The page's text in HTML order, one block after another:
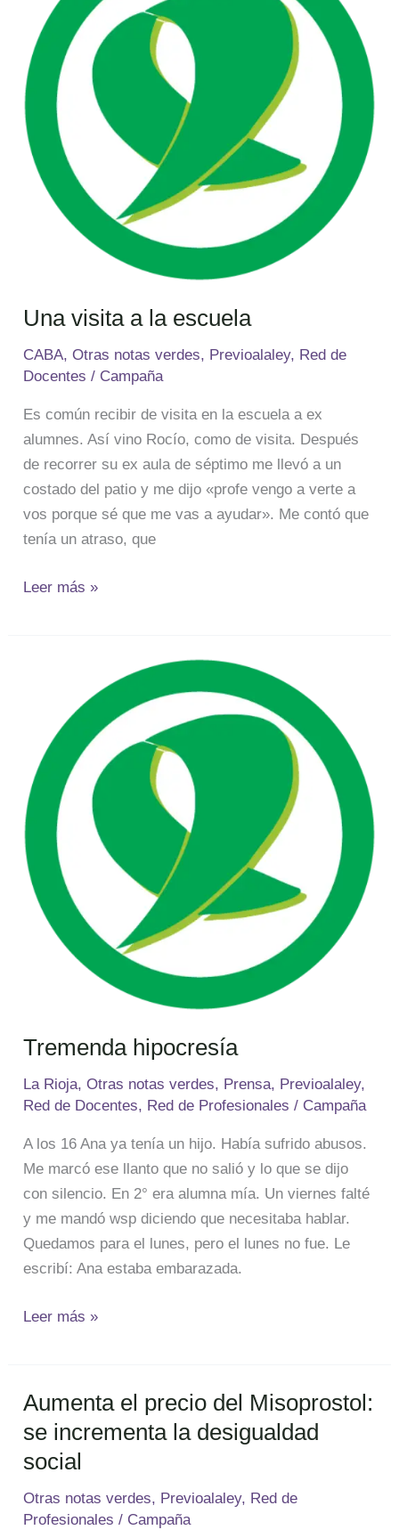
Una visita a la escuela
CABA,Otras notas verdes, Previoalaley, Red de
Docentes / Campaña
Es común recibir de visita en la escuela a ex
alumnes. Así vino Rocío, como de visita. Después
de recorrer su ex aula de séptimo me llevó a un
costado del patio y me dijo «profe vengo a verte a
vos porque sé que me vas a ayudar». Me contó que
tenía un atraso, que
escuela
Leer más »
Tremenda hipocresía
La Rioja,Otras notas verdes, Prensa, Previoalaley,
Red de Docentes, Red de Profesionales / Campaña
A los 16 Ana ya tenía un hijo. Había sufrido abusos.
Me marcó ese llanto que no salió y lo que se dijo
con silencio. En 2° era alumna mía. Un viernes falté
y me mandó wsp diciendo que necesitaba hablar.
Quedamos para el lunes, pero el lunes no fue. Le
escribí: Ana estaba embarazada.
hipocresía
Leer más »
Aumenta el precio del Misoprostol:
se incrementa la desigualdad
social
Otras notas verdes, Previoalaley, Red de
Profesionales / Campaña
Aumenta
el
precio
del
Misoprostol:
se